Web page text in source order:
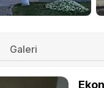
Galeri